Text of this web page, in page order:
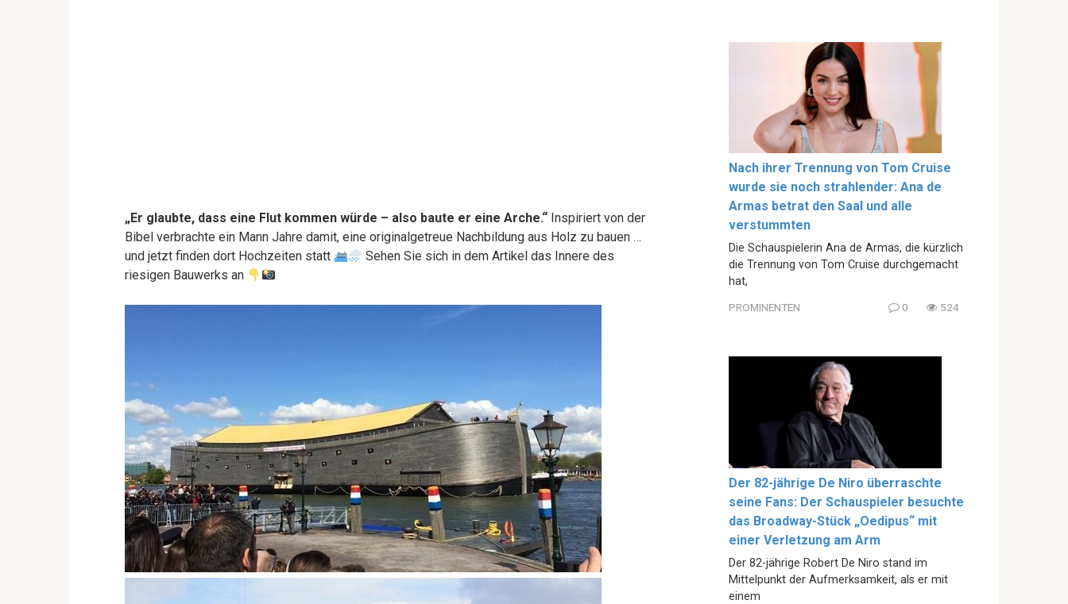
„Er glaubte, dass eine Flut kommen würde – also baute er eine Arche.“ Inspiriert von der
Bibel verbrachte ein Mann Jahre damit, eine originalgetreue Nachbildung aus Holz zu bauen …
und jetzt finden dort Hochzeiten statt
Sehen Sie sich in dem Artikel das Innere des
riesigen Bauwerks an
Nach ihrer Trennung von Tom Cruise
wurde sie noch strahlender: Ana de
Armas betrat den Saal und alle
verstummten
Die Schauspielerin Ana de Armas, die kürzlich
die Trennung von Tom Cruise durchgemacht
hat,
PROMINENTEN 0 524
Der 82-jährige De Niro überraschte
seine Fans: Der Schauspieler besuchte
das Broadway-Stück „Oedipus“ mit
einer Verletzung am Arm
Der 82-jährige Robert De Niro stand im
Mittelpunkt der Aufmerksamkeit, als er mit
einem